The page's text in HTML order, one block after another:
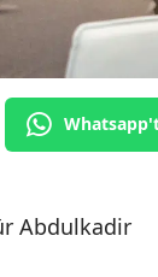
Erzurum
Eskişehir
Abdulkadir